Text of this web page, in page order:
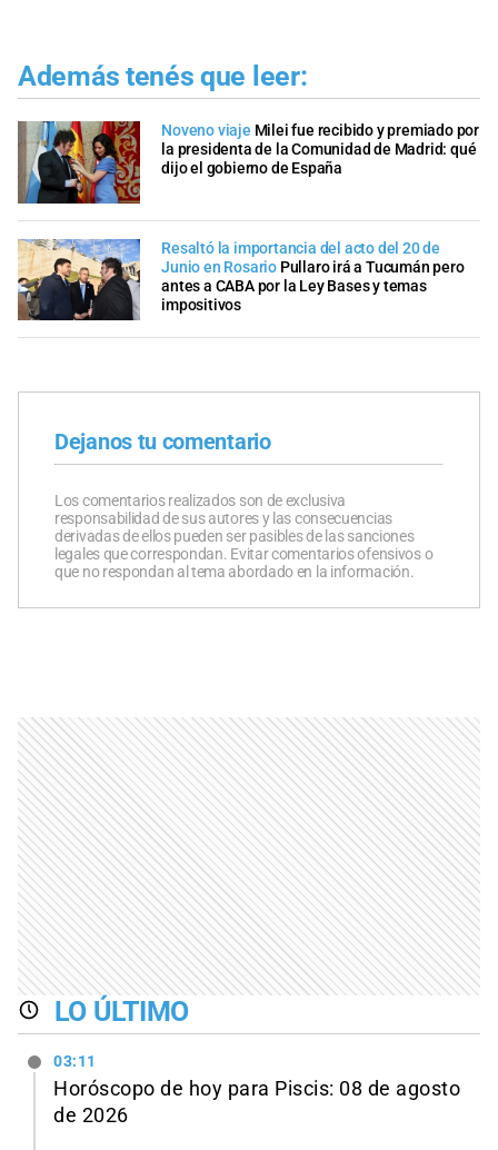
Además tenés que leer:
Noveno viaje Milei fue recibido y premiado por
la presidenta de la Comunidad de Madrid: qué
dijo el gobierno de España
Resaltó la importancia del acto del 20 de
Junio en Rosario Pullaro irá a Tucumán pero
antes a CABA por la Ley Bases y temas
impositivos
Dejanos tu comentario
Los comentarios realizados son de exclusiva
responsabilidad de sus autores y las consecuencias
derivadas de ellos pueden ser pasibles de las sanciones
legales que correspondan. Evitar comentarios ofensivos o
que no respondan al tema abordado en la información.
LO ÚLTIMO
03:11
Horóscopo de hoy para Piscis: 08 de agosto
de 2026